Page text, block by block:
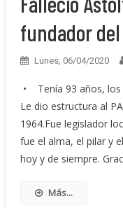
fundador del
Lunes, 06/04/2020
• Tenía 93 años, los
Le dio estructura al
1964.Fue legislador
fue el alma, el pilar y
hoy y de siempre.
Más...